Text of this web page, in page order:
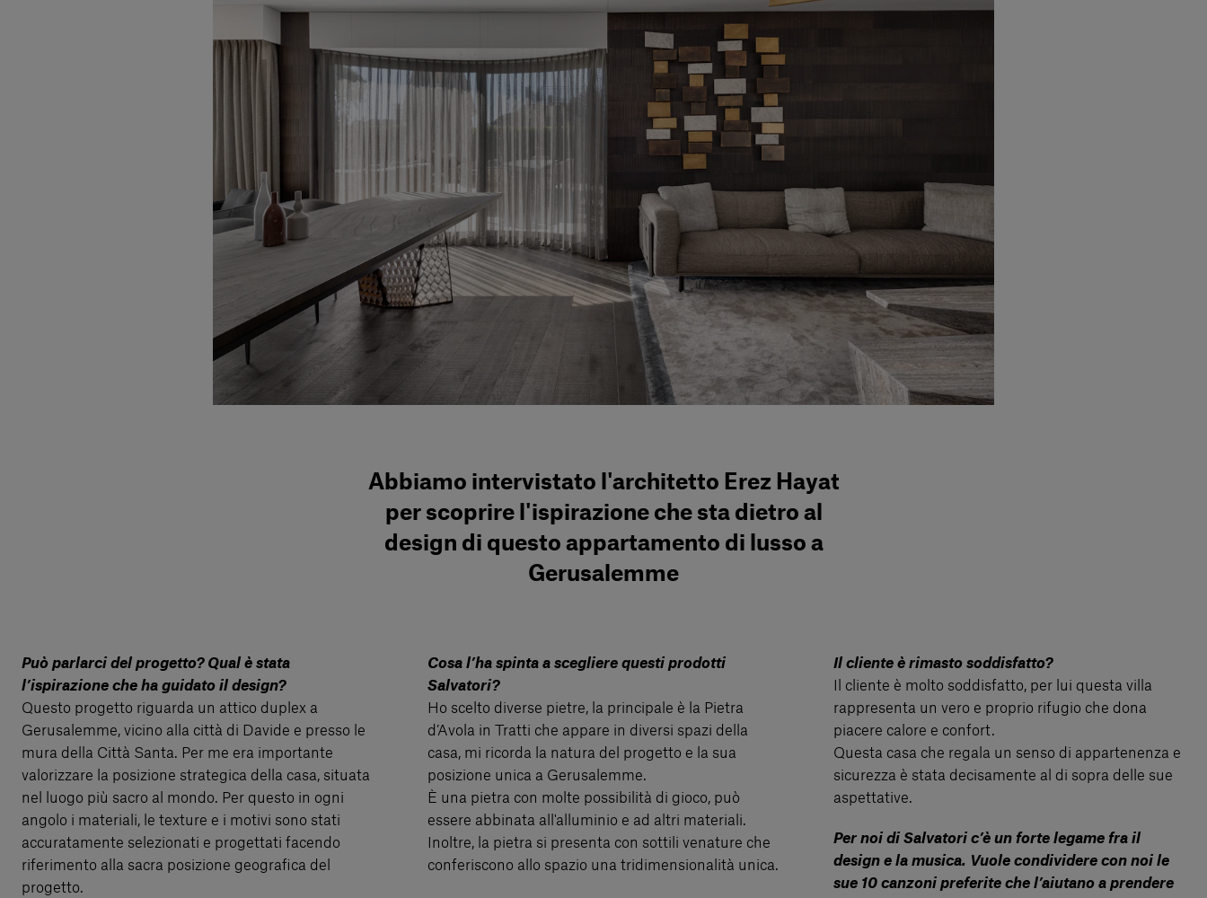
Abbiamo intervistato l'architetto Erez Hayat
per scoprire l'ispirazione che sta dietro al
design di questo appartamento di lusso a
Gerusalemme
Può parlarci del progetto? Qual è stata
l’ispirazione che ha guidato il design?
Questo progetto riguarda un attico duplex a
Gerusalemme, vicino alla città di Davide e presso le
mura della Città Santa. Per me era importante
valorizzare la posizione strategica della casa, situata
nel luogo più sacro al mondo. Per questo in ogni
angolo i materiali, le texture e i motivi sono stati
accuratamente selezionati e progettati facendo
riferimento alla sacra posizione geografica del
progetto.
Cosa l’ha spinta a scegliere questi prodotti
Salvatori?
Ho scelto diverse pietre, la principale è la Pietra
d’Avola in Tratti che appare in diversi spazi della
casa, mi ricorda la natura del progetto e la sua
posizione unica a Gerusalemme.
È una pietra con molte possibilità di gioco, può
essere abbinata all'alluminio e ad altri materiali.
Inoltre, la pietra si presenta con sottili venature che
conferiscono allo spazio una tridimensionalità unica.
Il cliente è rimasto soddisfatto?
Il cliente è molto soddisfatto, per lui questa villa
rappresenta un vero e proprio rifugio che dona
piacere calore e confort.
Questa casa che regala un senso di appartenenza e
sicurezza è stata decisamente al di sopra delle sue
aspettative.
Per noi di Salvatori c’è un forte legame fra il
design e la musica. Vuole condividere con noi le
sue 10 canzoni preferite che l’aiutano a prendere